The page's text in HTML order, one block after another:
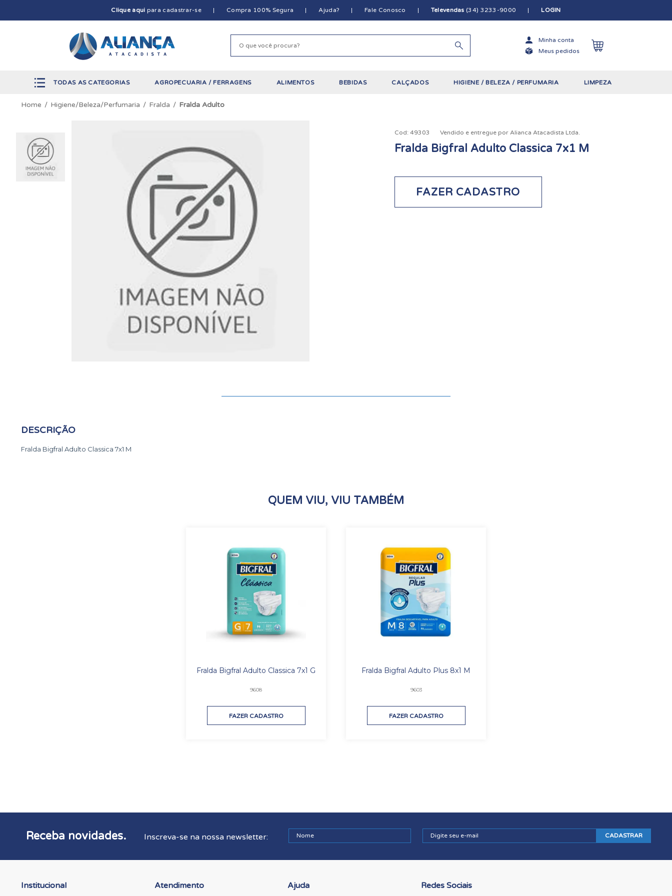
Clique aqui para cadastrar-se Compra 100% Segura Ajuda? Fale Conosco Televendas(34) 3233-9000 LOGIN
Minha conta
Meus pedidos
TODAS AS CATEGORIAS AGROPECUARIA / FERRAGENS ALIMENTOS BEBIDAS CALÇADOS HIGIENE / BELEZA / PERFUMARIA LIMPEZA
Higiene/Beleza/Perfumaria Fralda Fralda Adulto
Cod: 49303 Vendido e entregue por Alianca Atacadista Ltda.
Fralda Bigfral Adulto Classica 7x1 M
FAZER CADASTRO
DESCRIÇÃO
Fralda Bigfral Adulto Classica 7x1 M
QUEM VIU, VIU TAMBÉM
Fralda Bigfral Adulto Classica 7x1 G
9608
FAZER CADASTRO
Fralda Bigfral Adulto Plus 8x1 M
9603
FAZER CADASTRO
Receba novidades. Inscreva-se na nossa newsletter: CADASTRAR
Institucional Atendimento Ajuda Redes Sociais